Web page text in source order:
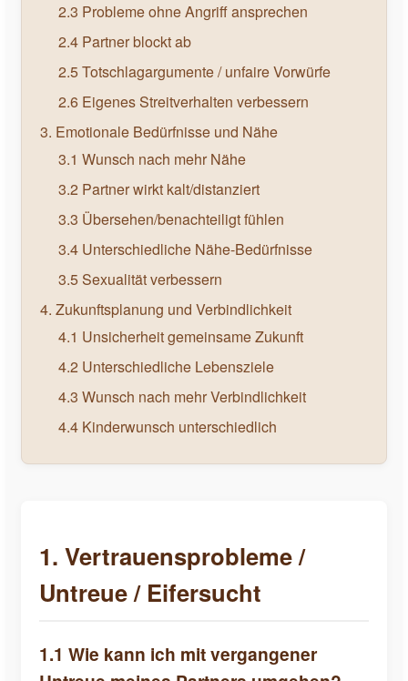
2.3 Probleme ohne Angriff ansprechen
2.4 Partner blockt ab
2.5 Totschlagargumente / unfaire Vorwürfe
2.6 Eigenes Streitverhalten verbessern
3. Emotionale Bedürfnisse und Nähe
3.1 Wunsch nach mehr Nähe
3.2 Partner wirkt kalt/distanziert
3.3 Übersehen/benachteiligt fühlen
3.4 Unterschiedliche Nähe-Bedürfnisse
3.5 Sexualität verbessern
4. Zukunftsplanung und Verbindlichkeit
4.1 Unsicherheit gemeinsame Zukunft
4.2 Unterschiedliche Lebensziele
4.3 Wunsch nach mehr Verbindlichkeit
4.4 Kinderwunsch unterschiedlich
1. Vertrauensprobleme /
Untreue / Eifersucht
1.1 Wie kann ich mit vergangener